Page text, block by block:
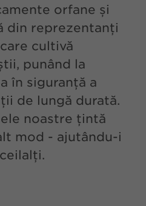
orfane și
din reprezentanți
cultivă
punând la
în siguranță a
de lungă durată.
noastre țintă
mod - ajutându-i